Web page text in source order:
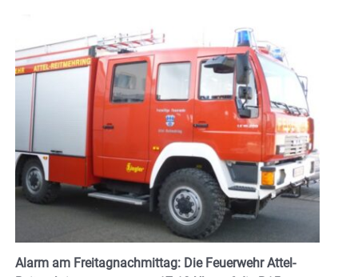
Alarm am Freitagnachmittag: Die Feuerwehr Attel-